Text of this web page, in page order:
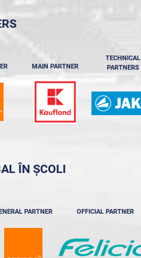
MAIN PARTNER
TECHNICAL
PARTNERS
ÎN ȘCOLI
PARTNER OFFICIAL PARTNER